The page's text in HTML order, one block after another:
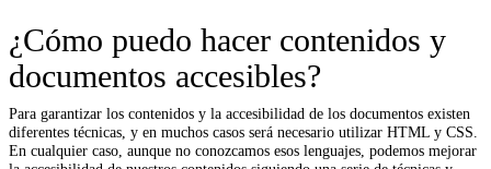
¿Cómo puedo hacer contenidos y
documentos accesibles?
Para garantizar los contenidos y la accesibilidad de los documentos existen
diferentes técnicas, y en muchos casos será necesario utilizar HTML y CSS.
En cualquier caso, aunque no conozcamos esos lenguajes, podemos mejorar